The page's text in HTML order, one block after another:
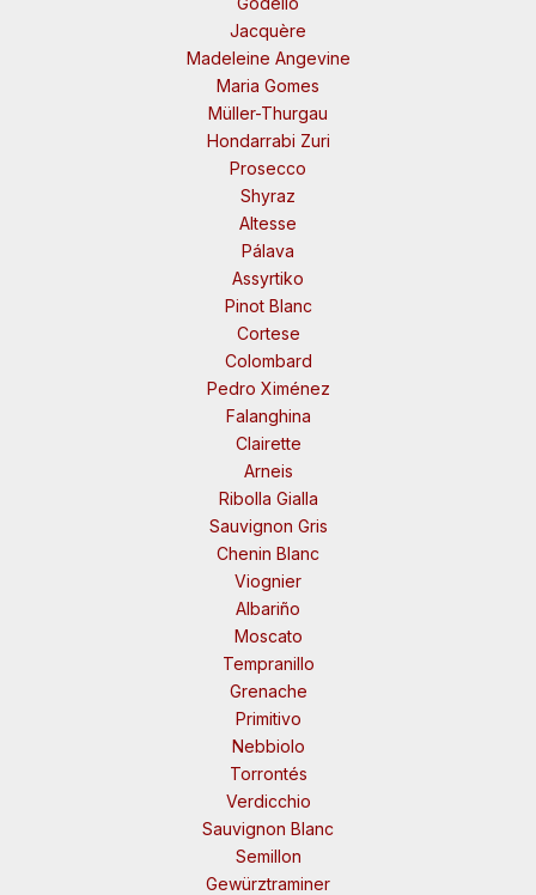
Jacquère
Madeleine Angevine
Maria Gomes
Müller-Thurgau
Hondarrabi Zuri
Prosecco
Shyraz
Altesse
Pálava
Assyrtiko
Pinot Blanc
Cortese
Colombard
Pedro Ximénez
Falanghina
Clairette
Arneis
Ribolla Gialla
Sauvignon Gris
Chenin Blanc
Viognier
Albariño
Moscato
Tempranillo
Grenache
Primitivo
Nebbiolo
Torrontés
Verdicchio
Sauvignon Blanc
Semillon
Gewürztraminer